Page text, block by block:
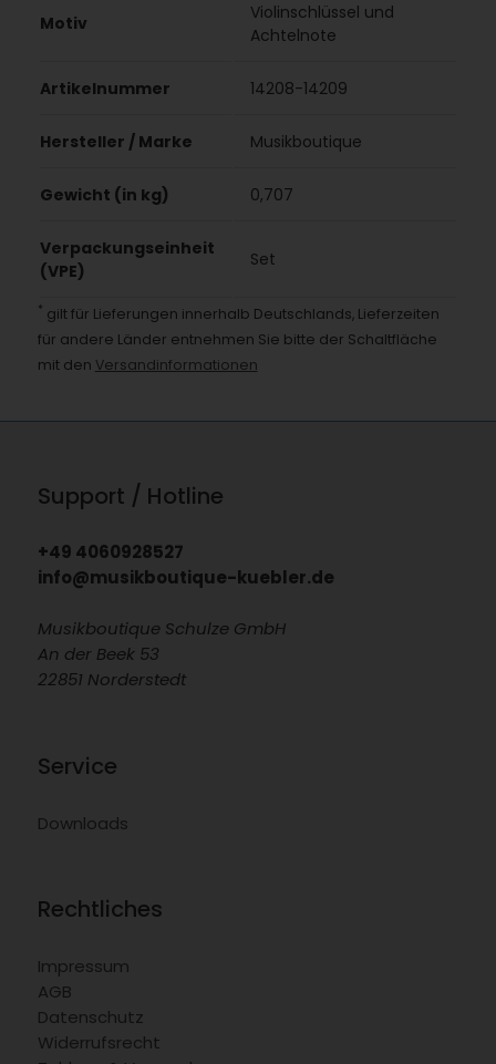
Motiv
Violinschlüssel und
Achtelnote
Artikelnummer 14208-14209
Hersteller / Marke Musikboutique
Gewicht (in kg) 0,707
Verpackungseinheit
(VPE)
Set
* gilt für Lieferungen innerhalb Deutschlands, Lieferzeiten
für andere Länder entnehmen Sie bitte der Schaltfläche
mit den Versandinformationen
Support / Hotline
+49 4060928527
info@musikboutique-kuebler.de
Musikboutique Schulze GmbH
An der Beek 53
22851 Norderstedt
Service
Downloads
Rechtliches
Impressum
AGB
Datenschutz
Widerrufsrecht